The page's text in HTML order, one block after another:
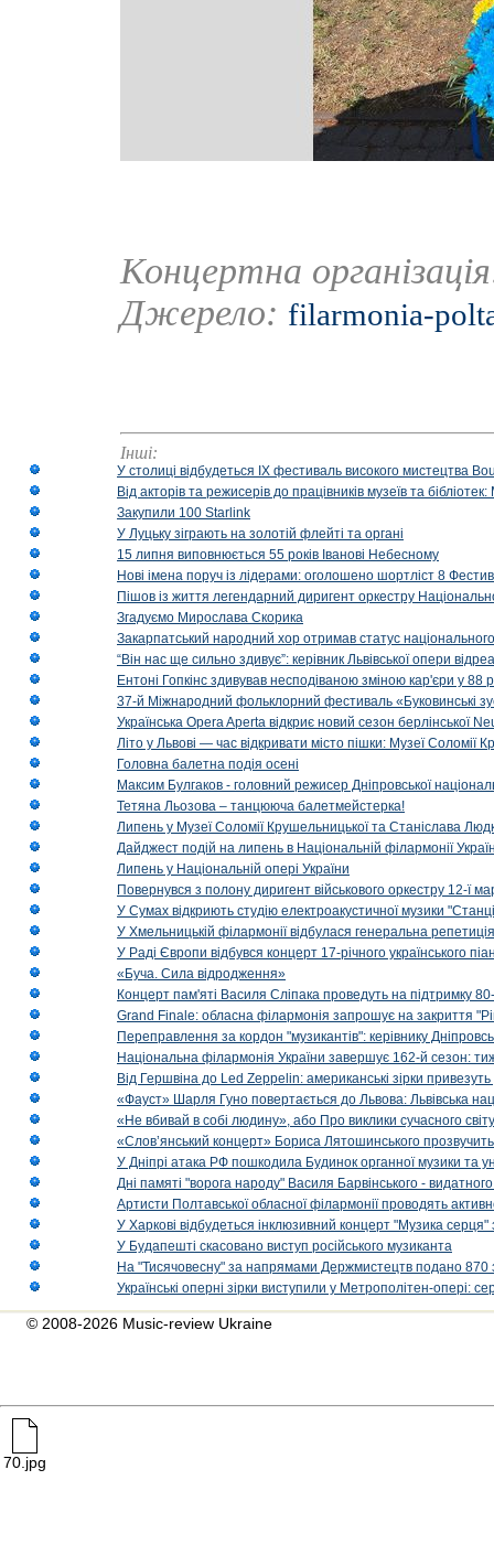
Концертна
Джерело: filarmonia-
Інші:
У столиці відбудеться IX фестиваль високого мистецтва
Від акторів та режисерів до працівників музеїв та
Закупили 100 Starlink
У Луцьку зіграють на золотій флейті та органі
15 липня виповнюється 55 років Іванові Небесному
Нові імена поруч із лідерами: оголошено шортліст 8
Пішов із життя легендарний диригент оркестру
Згадуємо Мирослава Скорика
Закарпатський народний хор отримав статус національного
“Він нас ще сильно здивує”: керівник Львівської опери
Ентоні Гопкінс здивував несподіваною зміною кар'єри у 88
37-й Міжнародний фольклорний фестиваль «Буковинські
Українська Opera Aperta відкриє новий сезон берлінської
Літо у Львові — час відкривати місто пішки: Музеї Соломії
Головна балетна подія осені
Максим Булгаков - головний режисер Дніпровської
Тетяна Льозова – танцююча балетмейстерка!
Липень у Музеї Соломії Крушельницької та Станіслава
Дайджест подій на липень в Національній філармонії
Липень у Національній опері України
Повернувся з полону диригент військового оркестру 12-ї
У Сумах відкриють студію електроакустичної музики
У Хмельницькій філармонії відбулася генеральна
У Раді Європи відбувся концерт 17-річного українського
«Буча. Сила відродження»
Концерт пам'яті Василя Сліпака проведуть на підтримку
Grand Finale: обласна філармонія запрошує на закриття
Переправлення за кордон "музикантів": керівнику
Національна філармонія України завершує 162-й сезон:
Від Гершвіна до Led Zeppelin: американські зірки
«Фауст» Шарля Гуно повертається до Львова: Львівська
«Не вбивай в собі людину», або Про виклики сучасного світу
«Слов’янський концерт» Бориса Лятошинського
У Дніпрі атака РФ пошкодила Будинок органної музики та
Дні памяті "ворога народу" Василя Барвінського -
Артисти Полтавської обласної філармонії проводять
У Харкові відбудеться інклюзивний концерт "Музика
У Будапешті скасовано виступ російського музиканта
На "Тисячовесну" за напрямами Держмистецтв подано 870
Українські оперні зірки виступили у Метрополітен-опері:
© 2008-2026 Music-review Ukraine
70.jpg